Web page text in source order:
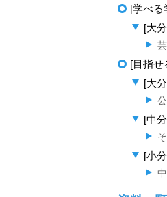
[学べる
[大
[目指せ
[大
[中
[小